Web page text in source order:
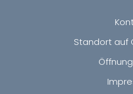
Standort auf